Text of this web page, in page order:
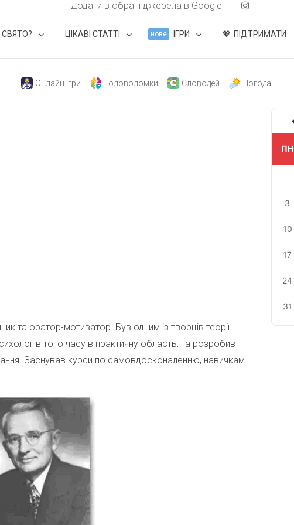
Додати в обрані джерела в Google
СВЯТО? ЦІКАВІ СТАТТІ нове ІГРИ ПІДТРИМАТИ
Онлайн Ігри Головоломки Словодей Погода
та оратор-мотиватор. Був одним із творців теорії
того часу в практичну область, та розробив
Заснував курси по самовдосконаленню, навичкам
ПН
3
10
17
24
31